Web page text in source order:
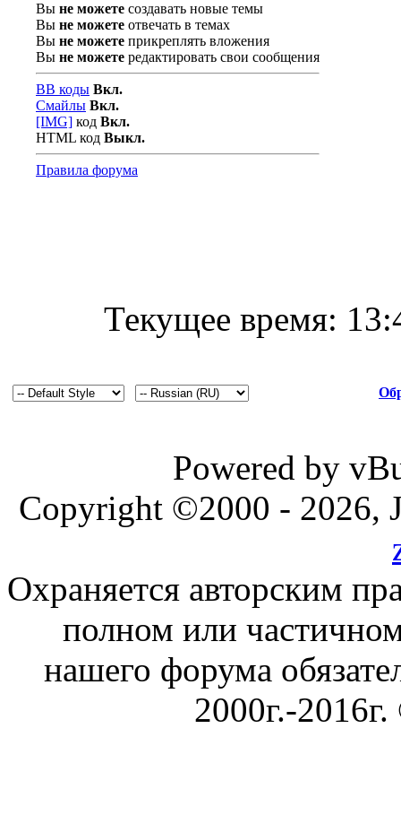
Вы не можете создавать новые темы
Вы не можете отвечать в темах
Вы не можете прикреплять вложения
Вы не можете редактировать свои сообщения
BB коды Вкл.
Смайлы Вкл.
[IMG] код Вкл.
HTML код Выкл.
Правила форума
Текущее время:
Powered by
Copyright ©2000 - 2026,
Охраняется авторским
полном или
нашего форума
2000г.-